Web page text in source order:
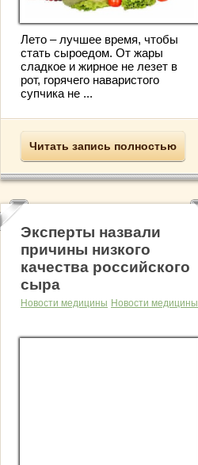
Лето – лучшее время, чтобы
стать сыроедом. От жары
сладкое и жирное не лезет в
рот, горячего наваристого
супчика не ...
Читать запись полностью
Эксперты назвали
причины низкого
качества российского
сыра
Новости медицины Новости медицины